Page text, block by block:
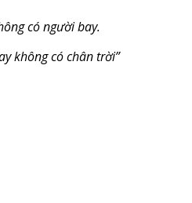
có người bay.
không có chân trời”